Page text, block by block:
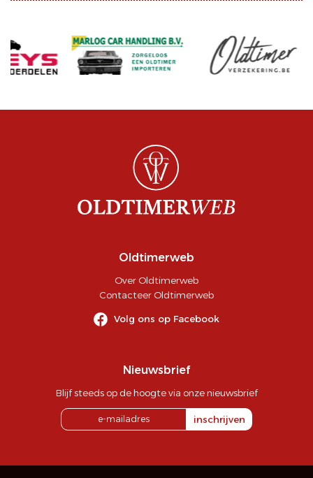
Oldtimerweb
Over Oldtimerweb
Contacteer Oldtimerweb
Volg ons op Facebook
Nieuwsbrief
Blijf steeds op de hoogte via onze nieuwsbrief
inschrijven